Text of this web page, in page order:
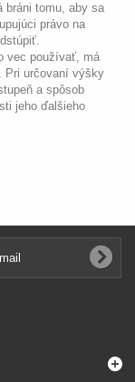
bráni tomu, aby sa
právo na
vec používať, má
Pri určovaní výšky
a spôsob
jeho ďalšieho